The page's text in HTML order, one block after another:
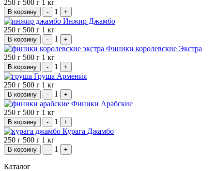
250 г 500 г 1 кг
В корзину - 1 +
Инжир Джамбо
250 г 500 г 1 кг
В корзину - 1 +
Финики королевские Экстра
250 г 500 г 1 кг
В корзину - 1 +
Груша Армения
250 г 500 г 1 кг
В корзину - 1 +
Финики Арабские
250 г 500 г 1 кг
В корзину - 1 +
Курага Джамбо
250 г 500 г 1 кг
В корзину - 1 +
Каталог